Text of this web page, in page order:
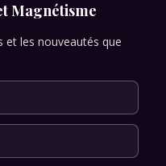
Magnétisme
et les nouveautés que